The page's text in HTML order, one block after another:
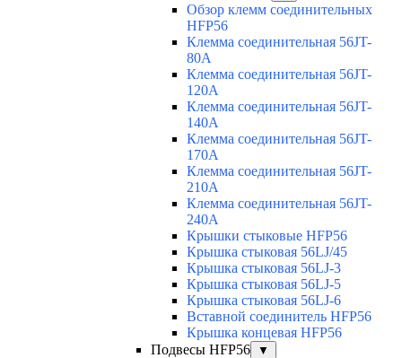
Обзор клемм соединительных
HFP56
Клемма соединительная 56JT-
80A
Клемма соединительная 56JT-
120A
Клемма соединительная 56JT-
140A
Клемма соединительная 56JT-
170A
Клемма соединительная 56JT-
210A
Клемма соединительная 56JT-
240A
Крышки стыковые HFP56
Крышка стыковая 56LJ/45
Крышка стыковая 56LJ-3
Крышка стыковая 56LJ-5
Крышка стыковая 56LJ-6
Вставной соединитель HFP56
Крышка концевая HFP56
Подвесы HFP56
▼